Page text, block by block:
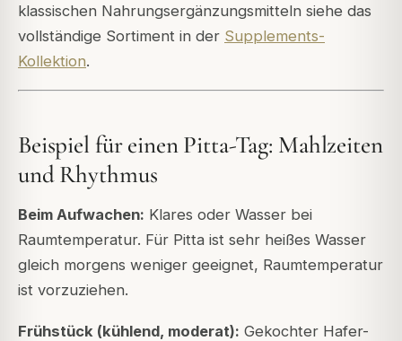
klassischen Nahrungsergänzungsmitteln siehe das
vollständige Sortiment in der Supplements-
Kollektion.
Beispiel für einen Pitta-Tag: Mahlzeiten
und Rhythmus
Beim Aufwachen: Klares oder Wasser bei
Raumtemperatur. Für Pitta ist sehr heißes Wasser
gleich morgens weniger geeignet, Raumtemperatur
ist vorzuziehen.
Frühstück (kühlend, moderat): Gekochter Hafer-